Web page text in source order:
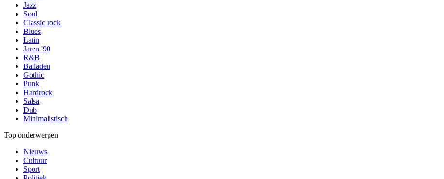
Jazz
Soul
Classic rock
Blues
Latin
Jaren '90
R&B
Balladen
Gothic
Punk
Hardrock
Salsa
Dub
Minimalistisch
Top onderwerpen
Nieuws
Cultuur
Sport